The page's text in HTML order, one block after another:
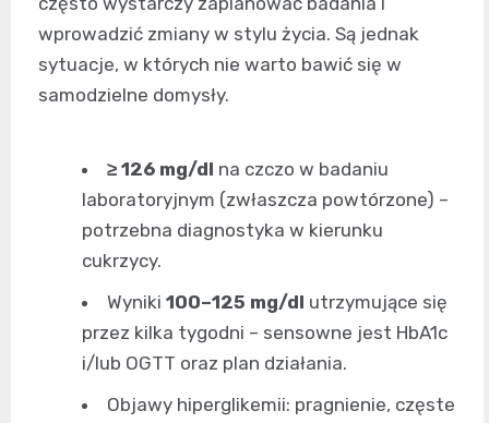
wprowadzić zmiany w stylu życia. Są jednak
sytuacje, w których nie warto bawić się w
samodzielne domysły.
≥ 126 mg/dl na czczo w badaniu
laboratoryjnym (zwłaszcza powtórzone) –
potrzebna diagnostyka w kierunku
cukrzycy.
Wyniki 100–125 mg/dl utrzymujące się
przez kilka tygodni – sensowne jest HbA1c
i/lub OGTT oraz plan działania.
Objawy hiperglikemii: pragnienie, częste